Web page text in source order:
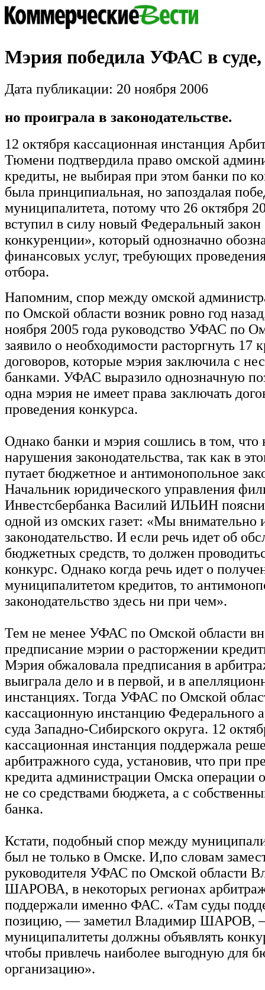
Мэрия победила УФАС в суде,
Дата публикации: 20 ноября 2006
но проиграла в законодательстве.
12 октября кассационная инстанция
Тюмени подтвердила право омской
кредиты, не выбирая при этом банки по
была принципиальная, но запоздалая
муниципалитета, потому что 26 октября
вступил в силу новый Федеральный
конкуренции», который однозначно
финансовых услуг, требующих
отбора.
Напомним, спор между омской
по Омской области возник ровно год
ноября 2005 года руководство УФАС по
заявило о необходимости расторгнуть 17
договоров, которые мэрия заключила с
банками. УФАС выразило однозначную
одна мэрия не имеет права заключать
проведения конкурса.
Однако банки и мэрия сошлись в том, что
нарушения законодательства, так как в
путает бюджетное и антимонопольное
Начальник юридического управления
Инвестсбербанка Василий ИЛЬИН
одной из омских газет: «Мы внимательно
законодательство. И если речь идет об
бюджетных средств, то должен
конкурс. Однако когда речь идет о
муниципалитетом кредитов, то
законодательство здесь ни при чем».
Тем не менее УФАС по Омской области
предписание мэрии о расторжении
Мэрия обжаловала предписания в
выиграла дело и в первой, и в
инстанциях. Тогда УФАС по Омской
кассационную инстанцию Федерального
суда Западно-Сибирского округа. 12
кассационная инстанция поддержала
арбитражного суда, установив, что при
кредита администрации Омска операции
не со средствами бюджета, а с
банка.
Кстати, подобный спор между
был не только в Омске. И,по словам
руководителя УФАС по Омской области
ШАРОВА, в некоторых регионах
поддержали именно ФАС. «Там суды
позицию, — заметил Владимир ШАРОВ,
муниципалитеты должны объявлять
чтобы привлечь наиболее выгодную для
организацию».